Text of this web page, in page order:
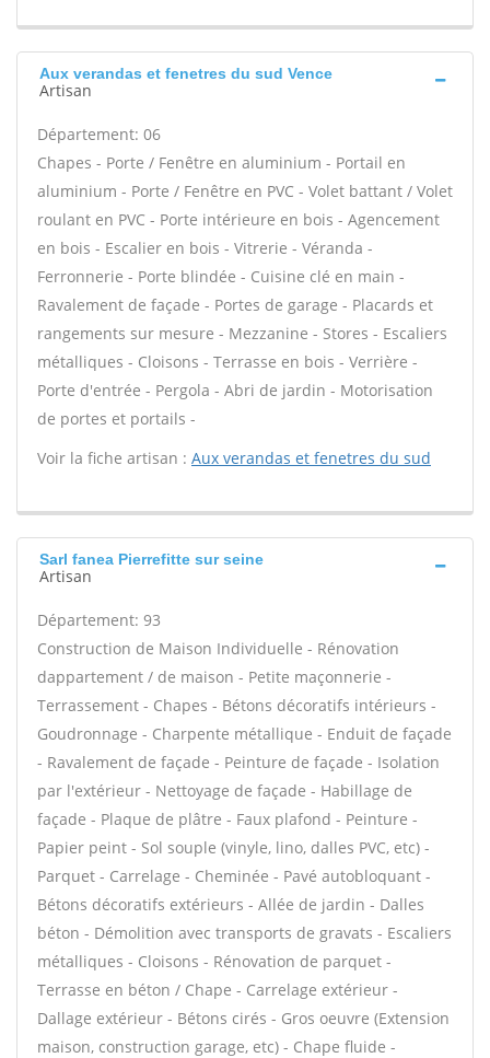
Aux verandas et fenetres du sud Vence
Artisan
Département: 06
Chapes - Porte / Fenêtre en aluminium - Portail en
aluminium - Porte / Fenêtre en PVC - Volet battant / Volet
roulant en PVC - Porte intérieure en bois - Agencement
en bois - Escalier en bois - Vitrerie - Véranda -
Ferronnerie - Porte blindée - Cuisine clé en main -
Ravalement de façade - Portes de garage - Placards et
rangements sur mesure - Mezzanine - Stores - Escaliers
métalliques - Cloisons - Terrasse en bois - Verrière -
Porte d'entrée - Pergola - Abri de jardin - Motorisation
de portes et portails -
Voir la fiche artisan : Aux verandas et fenetres du sud
Sarl fanea Pierrefitte sur seine
Artisan
Département: 93
Construction de Maison Individuelle - Rénovation
dappartement / de maison - Petite maçonnerie -
Terrassement - Chapes - Bétons décoratifs intérieurs -
Goudronnage - Charpente métallique - Enduit de façade
- Ravalement de façade - Peinture de façade - Isolation
par l'extérieur - Nettoyage de façade - Habillage de
façade - Plaque de plâtre - Faux plafond - Peinture -
Papier peint - Sol souple (vinyle, lino, dalles PVC, etc) -
Parquet - Carrelage - Cheminée - Pavé autobloquant -
Bétons décoratifs extérieurs - Allée de jardin - Dalles
béton - Démolition avec transports de gravats - Escaliers
métalliques - Cloisons - Rénovation de parquet -
Terrasse en béton / Chape - Carrelage extérieur -
Dallage extérieur - Bétons cirés - Gros oeuvre (Extension
maison, construction garage, etc) - Chape fluide -